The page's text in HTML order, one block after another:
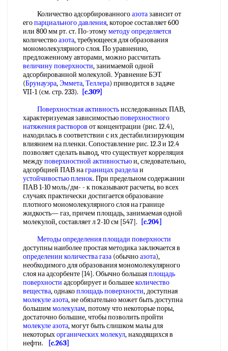
Количество адсорбированногоазотазависит от
егопарциального давления, которое составляет 600
или 800 мм рт. ст. По-этомуметоду определяется
количествоазота, требующееся для образования
мономолекулярного слоя. По уравнению,
предложенному авторами, можно рассчитать
величину поверхности, занимаемой одной
адсорбированной молекулой. Уравнение БЭТ
(Брунауэра,Эммета,Теллера) приводится в задаче
VII-1 (см. стр. 233).
[c.309]
Поверхностная активностьисследованных ПАВ,
характеризуемая зависимостьюповерхностного
натяжения растворов от концентрации (рис. 12.4),
находилась в соответствии с их дестабилизирующим
влиянием на пленки. Сопоставление рис. 12.3 и 12.4
позволяет сделать вывод, что существует корреляция
междуповерхностной активностьюи, следовательно,
адсорбцией ПАВ награницах разделаи
устойчивостью пленок. Прн предельном содержании
ПАВ 1-10 моль/дм- - к показывают расчеты, во всех
случаях практически достигается образование
плотного мономолекулярного слоя на границе
жидкость— газ, причем площадь, занимаемая одной
молекулой, составляет л 2-10 см [547].
[c.204]
Методы определения площади поверхности
доступны наиболее простая методика заключается в
определении количества газа (обычноазота),
необходимого для образования мономолекулярного
слоя на адсорбенте [14]. Обычно большаяплощадь
поверхности адсорбирует и большееколичество
вещества, однакоплощадь поверхности, доступная
молекуле азота, не обязательно может быть доступна
большиммолекулам, потому что некоторые поры,
достаточно большие, чтобы позволить пройти
молекуле азота, могут быть слишком малы для
некоторыхорганических молекул, находящихся в
нефти.
[c.263]